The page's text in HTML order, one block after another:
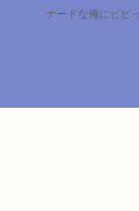
ナードな俺にビビ